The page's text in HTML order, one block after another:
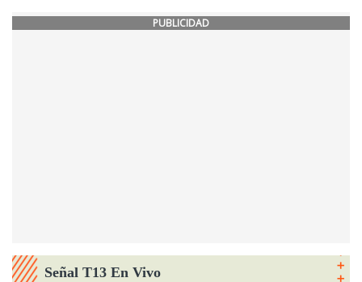
PUBLICIDAD
Señal T13 En Vivo